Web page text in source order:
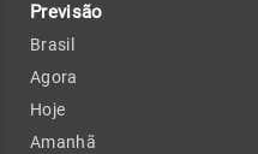
Previsão
Brasil
Agora
Hoje
Amanhã